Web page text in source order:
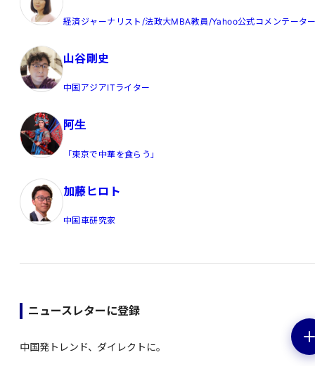
経済ジャーナリスト/法政大MBA教員/Yahoo公式コメンテータ
山谷剛史
中国アジアITライター
阿生
「東京で中華を食らう」
加藤ヒロト
中国車研究家
ニュースレターに登録
中国発トレンド、ダイレクトに。